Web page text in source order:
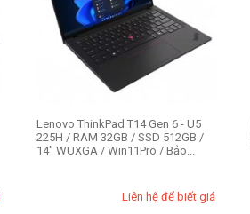
Lenovo ThinkPad T14 Gen 6 - U5
225H / RAM 32GB / SSD 512GB /
14" WUXGA / Win11Pro / Bảo...
Liên hệ để biết giá